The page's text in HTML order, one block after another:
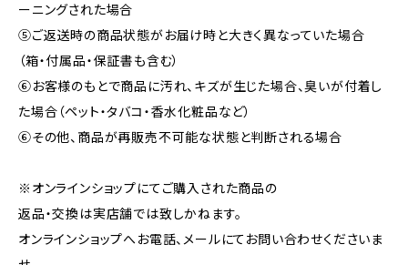
ーニングされた場合
⑤ご返送時の商品状態がお届け時と大きく異なっていた場合
（箱・付属品・保証書も含む）
⑥お客様のもとで商品に汚れ、キズが生じた場合、臭いが付着し
た場合（ペット・タバコ・香水化粧品など）
⑥その他、商品が再販売不可能な状態と判断される場合
※オンラインショップにてご購入された商品の
返品・交換は実店舗では致しかねます。
オンラインショップへお電話、メールにてお問い合わせくださいま